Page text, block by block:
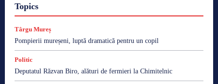
Topics
Târgu Mureș
Pompierii mureșeni, luptă dramatică pentru un copil
Politic
Deputatul Răzvan Biro, alături de fermieri la Chimitelnic